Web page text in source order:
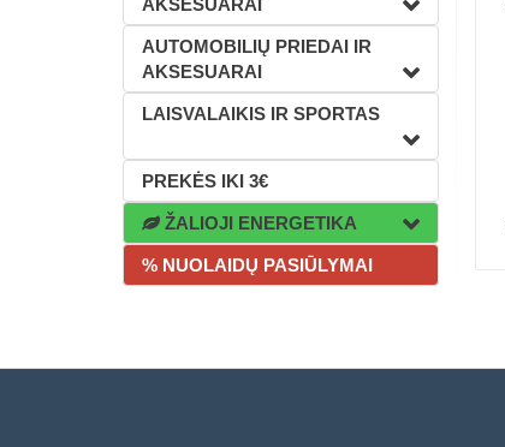
AKSESUARAI
AUTOMOBILIŲ PRIEDAI IR
AKSESUARAI
LAISVALAIKIS IR SPORTAS
PREKĖS IKI 3€
ŽALIOJI ENERGETIKA
% NUOLAIDŲ PASIŪLYMAI